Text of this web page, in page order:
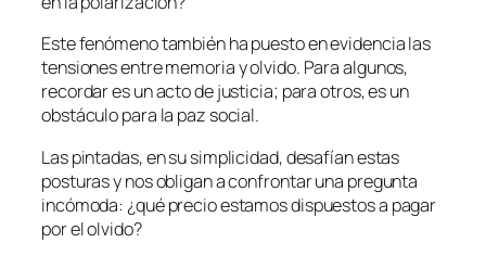
Este fenómeno también ha puesto en evidencia las
tensiones entre memoria y olvido. Para algunos,
recordar es un acto de justicia; para otros, es un
obstáculo para la paz social.
Las pintadas, en su simplicidad, desafían estas
posturas y nos obligan a confrontar una pregunta
incómoda: ¿qué precio estamos dispuestos a pagar
por el olvido?